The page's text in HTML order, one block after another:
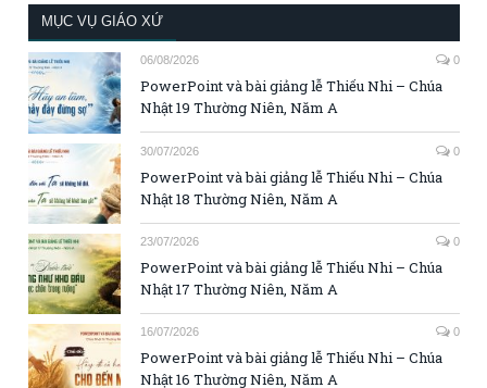
MỤC VỤ GIÁO XỨ
06/08/2026 0
PowerPoint và bài giảng lễ Thiếu Nhi – Chúa
Nhật 19 Thường Niên, Năm A
30/07/2026 0
PowerPoint và bài giảng lễ Thiếu Nhi – Chúa
Nhật 18 Thường Niên, Năm A
23/07/2026 0
PowerPoint và bài giảng lễ Thiếu Nhi – Chúa
Nhật 17 Thường Niên, Năm A
16/07/2026 0
PowerPoint và bài giảng lễ Thiếu Nhi – Chúa
Nhật 16 Thường Niên, Năm A